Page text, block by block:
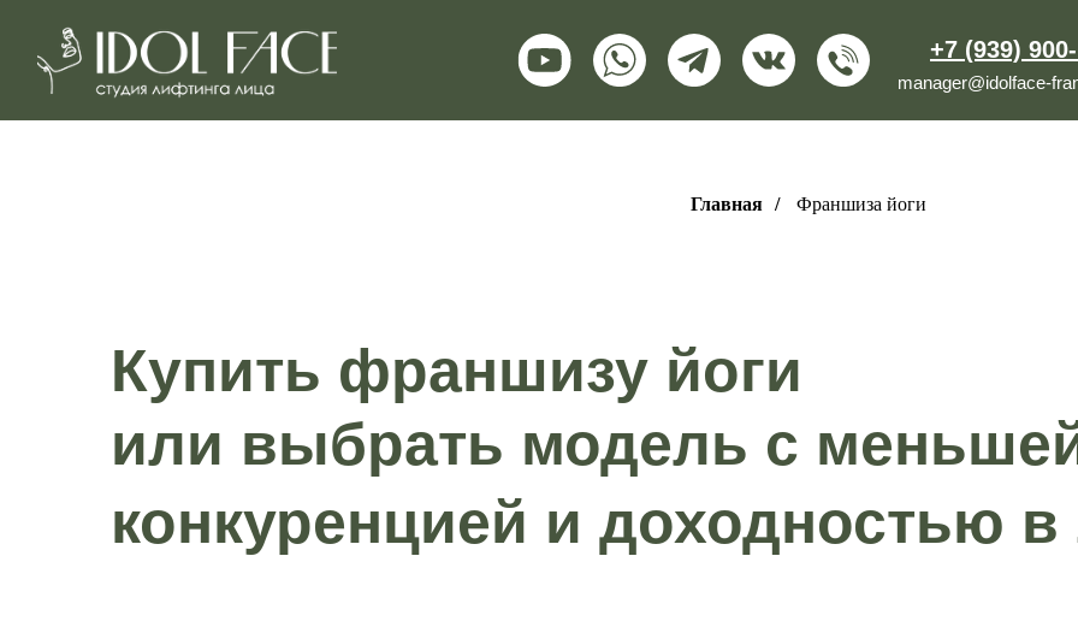
+7 (939)
manager@idolface-
Главная / Франшиза йоги
Купить франшизу йоги
или выбрать модель с
конкуренцией и доходностью